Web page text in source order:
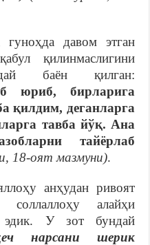
давом этган
қилинмаслигини
баён қилган:
юриб, бирларига
қилдим, деганларга
тавба йўқ. Ана
тайёрлаб
18-оят мазмуни).
анҳудан ривоят
соллаллоҳу алайҳи
эдик. У зот бундай
нарсани шерик